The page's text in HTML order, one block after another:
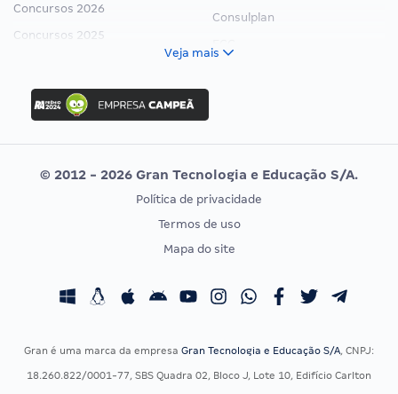
Concursos 2026
Concursos 2025
Concurso Ibama
Concurso MPU
Editais publicados
Consulplan
Vunesp
CONCURSOS POR PROFISSÃO
Concursos Fiscais
EXAME DE ORDEM
Calendário OAB
Veja mais
© 2012 - 2026 Gran Tecnologia e Educação S/A.
Política de privacidade
Termos de uso
Mapa do site
Gran é uma marca da empresa Gran Tecnologia e Educação S/A, CNPJ:
18.260.822/0001-77, SBS Quadra 02, Bloco J, Lote 10, Edifício Carlton